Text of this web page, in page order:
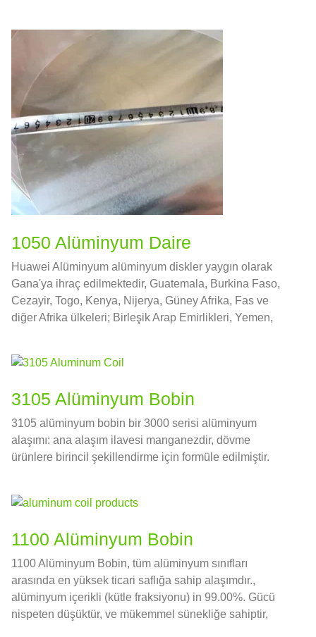
1050 Alüminyum Daire
Huawei Alüminyum alüminyum diskler yaygın olarak
Gana'ya ihraç edilmektedir, Guatemala, Burkina Faso,
Cezayir, Togo, Kenya, Nijerya, Güney Afrika, Fas ve
diğer Afrika ülkeleri; Birleşik Arap Emirlikleri, Yemen,
3105 Alüminyum Bobin
3105 alüminyum bobin bir 3000 serisi alüminyum
alaşımı: ana alaşım ilavesi manganezdir, dövme
ürünlere birincil şekillendirme için formüle edilmiştir.
1100 Alüminyum Bobin
1100 Alüminyum Bobin, tüm alüminyum sınıfları
arasında en yüksek ticari saflığa sahip alaşımdır.,
alüminyum içerikli (kütle fraksiyonu) in 99.00%. Gücü
nispeten düşüktür, ve mükemmel sünekliğe sahiptir,